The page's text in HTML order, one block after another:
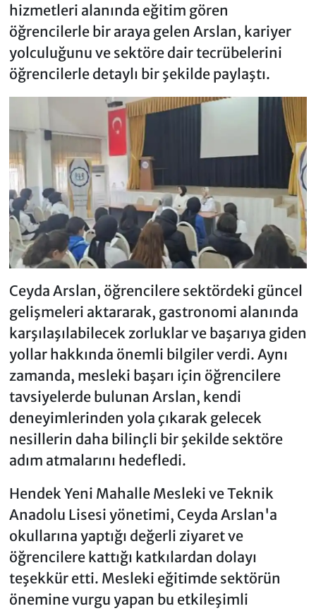
hizmetleri alanında eğitim gören
öğrencilerle bir araya gelen Arslan, kariyer
yolculuğunu ve sektöre dair tecrübelerini
öğrencilerle detaylı bir şekilde paylaştı.
Ceyda Arslan, öğrencilere sektördeki güncel
gelişmeleri aktararak, gastronomi alanında
karşılaşılabilecek zorluklar ve başarıya giden
yollar hakkında önemli bilgiler verdi. Aynı
zamanda, mesleki başarı için öğrencilere
tavsiyelerde bulunan Arslan, kendi
deneyimlerinden yola çıkarak gelecek
nesillerin daha bilinçli bir şekilde sektöre
adım atmalarını hedefledi.
Hendek Yeni Mahalle Mesleki ve Teknik
Anadolu Lisesi yönetimi, Ceyda Arslan'a
okullarına yaptığı değerli ziyaret ve
öğrencilere kattığı katkılardan dolayı
teşekkür etti. Mesleki eğitimde sektörün
önemine vurgu yapan bu etkileşimli